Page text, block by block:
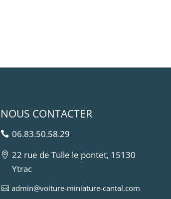
NOUS CONTACTER
06.83.50.58.29
22 rue de Tulle le pontet, 15130
Ytrac
admin@voiture-miniature-cantal.com